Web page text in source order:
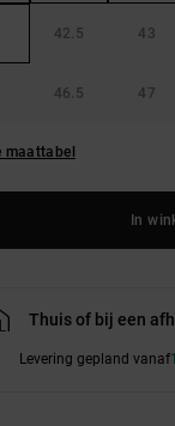
42.5 43
46.5 47
maattabel
In
Thuis of bij een
Levering gepland vanaf